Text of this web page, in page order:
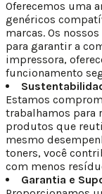
Oferecemos uma
genéricos
marcas. Os
para garantir a
impressora,
funcionamento
Estamos
trabalhamos para
produtos que
mesmo
toners, você
com menos
Garantia e